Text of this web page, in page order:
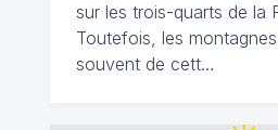
sur les trois-quarts de la
Toutefois, les
souvent de cett…